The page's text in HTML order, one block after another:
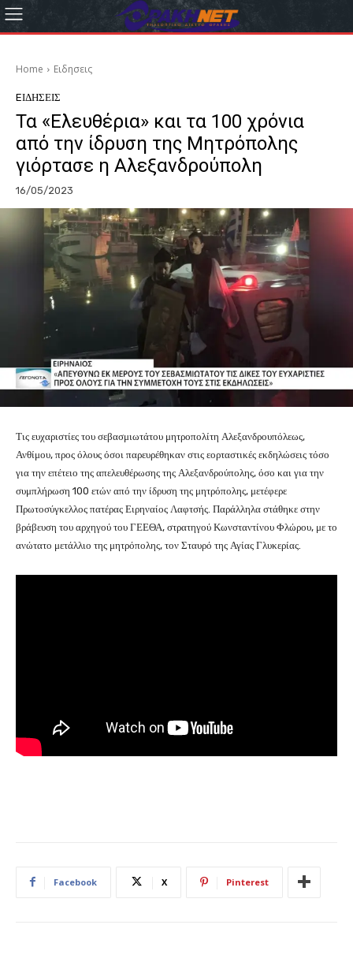
Home Eιδησεις
EΙΔΗΣΕΙΣ
Τα «Ελευθέρια» και τα 100 χρόνια
από την ίδρυση της Μητρόπολης
γιόρτασε η Αλεξανδρούπολη
16/05/2023
Τις ευχαριστίες του σεβασμιωτάτου μητροπολίτη Αλεξανδρουπόλεως,
Ανθίμου, προς όλους όσοι παρευρέθηκαν στις εορταστικές εκδηλώσεις τόσο
για την επέτειο της απελευθέρωσης της Αλεξανδρούπολης, όσο και για την
συμπλήρωση 100 ετών από την ίδρυση της μητρόπολης, μετέφερε
Πρωτοσύγκελλος πατέρας Ειρηναίος Λαφτσής. Παράλληλα στάθηκε στην
βράβευση του αρχηγού του ΓΕΕΘΑ, στρατηγού Κωνσταντίνου Φλώρου, με το
ανώτατο μετάλλιο της μητρόπολης, τον Σταυρό της Αγίας Γλυκερίας.
Facebook X Pinterest